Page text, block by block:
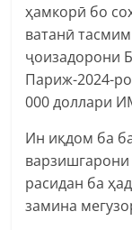
ҳамкорӣ бо
ватанӣ
ҷоизадорони
Париж-2024-
000 доллари
Ин иқдом ба
расидан ба
замина